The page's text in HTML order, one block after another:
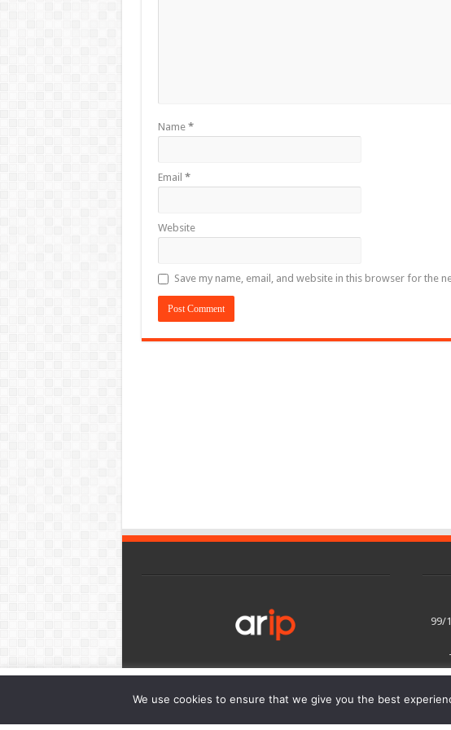
Name *
Email *
Website
Save my name, email, and website in this browser for the
99/
การนำเสนอเนื้อหาตรงตามความต้องการของท่าน โดยสามารถศึกษารายละเอียดเพิ่
We use cookies to ensure that we give you the best